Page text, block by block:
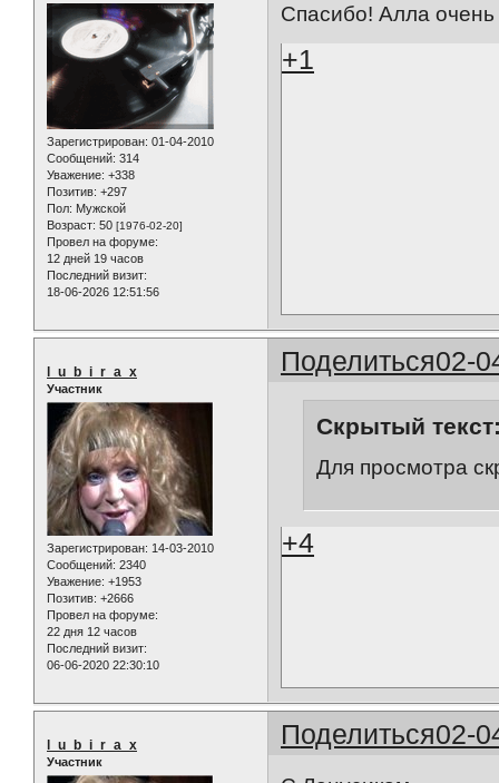
Зарегистрирован: 01-04-2010
Сообщений: 314
Уважение: +338
Позитив: +297
Пол: Мужской
Возраст: 50 [1976-02-20]
Провел на форуме:
12 дней 19 часов
Последний визит:
18-06-2026 12:51:56
Спасибо! Алла
+1
Поделиться02-
l_u_b_i_r_a_x
Участник
Зарегистрирован: 14-03-2010
Сообщений: 2340
Уважение: +1953
Позитив: +2666
Провел на форуме:
22 дня 12 часов
Последний визит:
06-06-2020 22:30:10
Скрытый
Для просмотра
+4
Поделиться02-
l_u_b_i_r_a_x
Участник